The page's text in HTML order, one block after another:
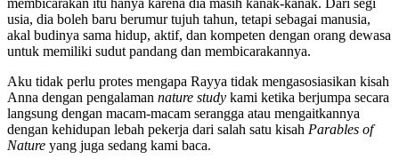
membicarakan itu hanya karena dia masih kanak-kanak. Dari segi
usia, dia boleh baru berumur tujuh tahun, tetapi sebagai manusia,
akal budinya sama hidup, aktif, dan kompeten dengan orang dewasa
untuk memiliki sudut pandang dan membicarakannya.
Aku tidak perlu protes mengapa Rayya tidak mengasosiasikan kisah
Anna dengan pengalaman nature study kami ketika berjumpa secara
langsung dengan macam-macam serangga atau mengaitkannya
dengan kehidupan lebah pekerja dari salah satu kisah Parables of
Nature yang juga sedang kami baca.